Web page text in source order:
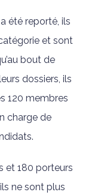
été reporté, ils
et sont
bout de
dossiers, ils
120 membres
charge de
et 180 porteurs
ne sont plus